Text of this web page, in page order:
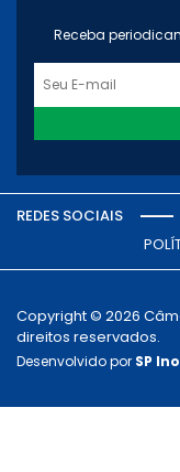
Receba
REDES SOCIAIS
Copyright © 2026
direitos reservados.
Desenvolvido por SP